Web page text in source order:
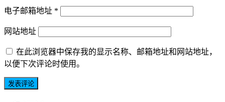
电子邮箱地址 *
网站地址
在此浏览器中保存我的显示名称、邮箱地址和网站地址，
以便下次评论时使用。